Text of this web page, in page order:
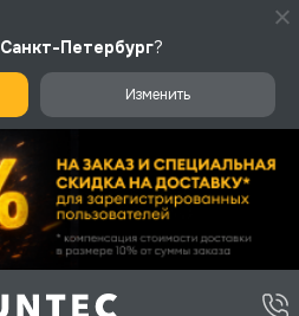
Санкт-Петербург?
Изменить